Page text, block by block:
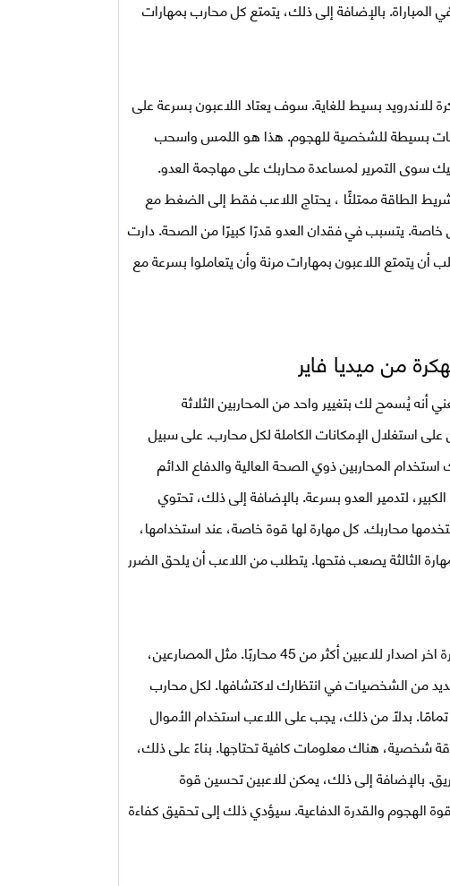
بالإضافة إلى ذلك، يتمتع كل محارب بمهارات
بسيط للغاية. سوف يعتاد اللاعبون بسرعة على
بسيطة للشخصية للهجوم. هذا هو اللمس واسحب
عليك سوى التمرير لمساعدة محاربك على مهاجمة العدو.
الطاقة ممتلئًا ، يحتاج اللاعب فقط إلى الضغط مع
يتسبب في فقدان العدو قدرًا كبيرًا من الصحة. دارت
يتمتع اللاعبون بمهارات مرنة وأن يتعاملوا بسرعة مع
أنه يُسمح لك بتغيير واحد من المحاربين الثلاثة
على استغلال الإمكانات الكاملة لكل محارب. على سبيل
المحاربين ذوي الصحة العالية والدفاع الدائم
لتدمير العدو بسرعة. بالإضافة إلى ذلك، تحتوي
محاربك. كل مهارة لها قوة خاصة، عند استخدامها،
الثالثة يصعب فتحها. يتطلب من اللاعب أن يلحق الضرر
للاعبين أكثر من 45 محاربًا. مثل المصارعين،
من الشخصيات في انتظارك لاكتشافها. لكل محارب
بدلاً من ذلك، يجب على اللاعب استخدام الأموال
شخصية، هناك معلومات كافية تحتاجها. بناءً على ذلك،
بالإضافة إلى ذلك، يمكن للاعبين تحسين قوة
الهجوم والقدرة الدفاعية. سيؤدي ذلك إلى تحقيق كفاءة